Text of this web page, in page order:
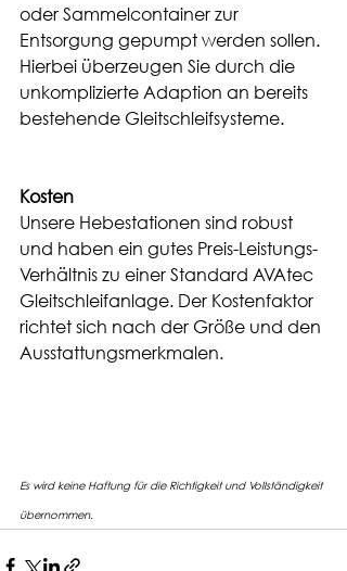
oder Sammelcontainer zur
Entsorgung gepumpt werden sollen.
Hierbei überzeugen Sie durch die
unkomplizierte Adaption an bereits
bestehende Gleitschleifsysteme.
Kosten
Unsere Hebestationen sind robust
und haben ein gutes Preis-Leistungs-
Verhältnis zu einer Standard AVAtec
Gleitschleifanlage. Der Kostenfaktor
richtet sich nach der Größe und den
Ausstattungsmerkmalen.
Es wird keine Haftung für die Richtigkeit und Vollständigkeit
übernommen.